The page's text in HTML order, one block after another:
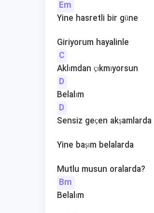
Em
Yine hasretli bir güne
Giriyorum hayalinle
C
Aklımdan çıkmıyorsun
D
Belalım
D
Sensiz geçen akşamlarda
Yine başım belalarda
Mutlu musun oralarda?
Bm
Belalım